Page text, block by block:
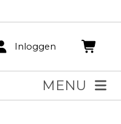
Inloggen
MENU